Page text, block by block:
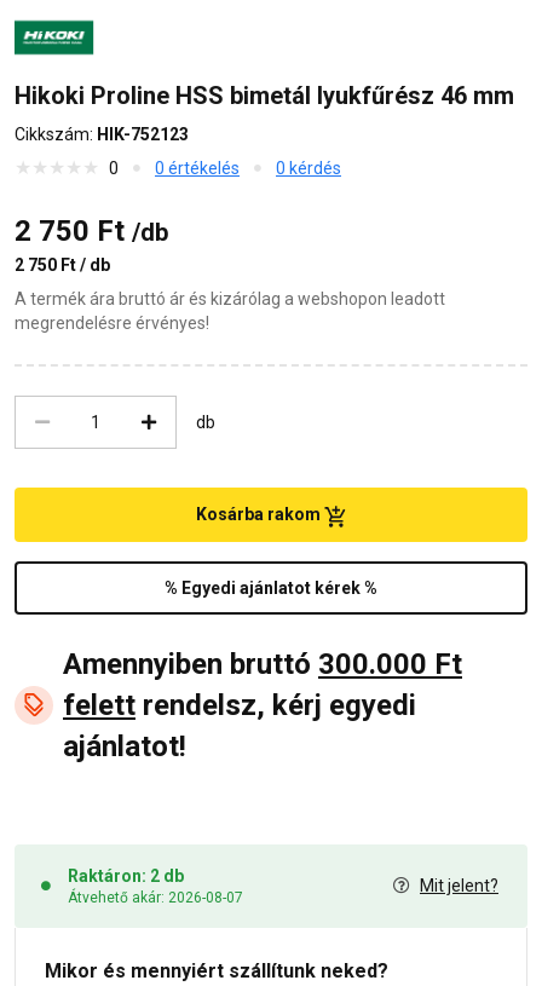
Hikoki Proline HSS bimetál lyukfűrész 46 mm
Cikkszám: HIK-752123
0
0 értékelés 0 kérdés
2 750 Ft /db
2 750 Ft / db
A termék ára bruttó ár és kizárólag a webshopon leadott
megrendelésre érvényes!
db
% Egyedi ajánlatot kérek %
Kosárba rakom
Amennyiben bruttó 300.000 Ft
felett rendelsz, kérj egyedi
ajánlatot!
Raktáron: 2 db
Átvehető akár: 2026-08-07
Mit jelent?
Mikor és mennyiért szállítunk neked?